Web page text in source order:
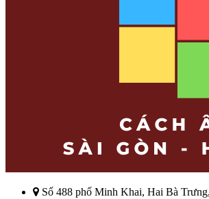
Số 488 phố Minh Khai, Hai Bà